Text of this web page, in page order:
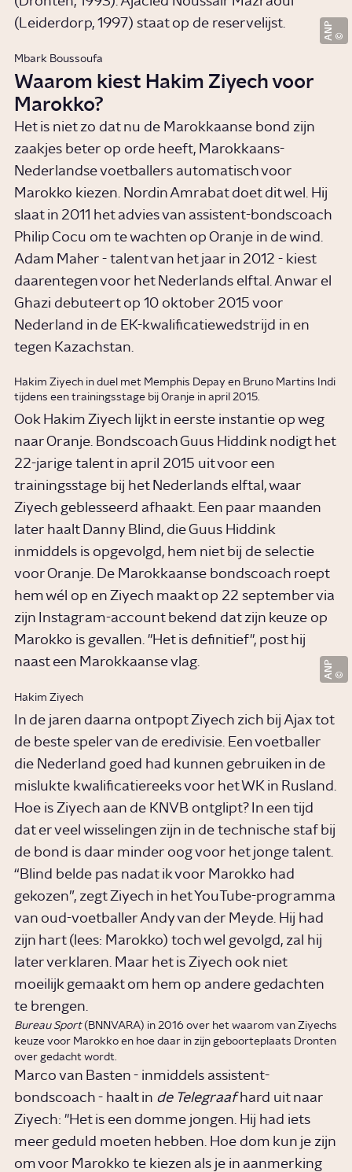
(Leiderdorp, 1997) staat op de reservelijst.
ANP
Mbark Boussoufa
Waarom kiest Hakim Ziyech voor
Marokko?
Het is niet zo dat nu de Marokkaanse bond zijn
zaakjes beter op orde heeft, Marokkaans-
Nederlandse voetballers automatisch voor
Marokko kiezen. Nordin Amrabat doet dit wel. Hij
slaat in 2011 het advies van assistent-bondscoach
Philip Cocu om te wachten op Oranje in de wind.
Adam Maher - talent van het jaar in 2012 - kiest
daarentegen voor het Nederlands elftal. Anwar el
Ghazi debuteert op 10 oktober 2015 voor
Nederland in de EK-kwalificatiewedstrijd in en
tegen Kazachstan.
Hakim Ziyech in duel met Memphis Depay en Bruno Martins Indi
tijdens een trainingsstage bij Oranje in april 2015.
Ook Hakim Ziyech lijkt in eerste instantie op weg
naar Oranje. Bondscoach Guus Hiddink nodigt het
22-jarige talent in april 2015 uit voor een
trainingsstage bij het Nederlands elftal, waar
Ziyech geblesseerd afhaakt. Een paar maanden
later haalt Danny Blind, die Guus Hiddink
inmiddels is opgevolgd, hem niet bij de selectie
voor Oranje. De Marokkaanse bondscoach roept
hem wél op en Ziyech maakt op 22 september via
zijn Instagram-account bekend dat zijn keuze op
Marokko is gevallen. "Het is definitief", post hij
naast een Marokkaanse vlag.
ANP
Hakim Ziyech
In de jaren daarna ontpopt Ziyech zich bij Ajax tot
de beste speler van de eredivisie. Een voetballer
die Nederland goed had kunnen gebruiken in de
mislukte kwalificatiereeks voor het WK in Rusland.
Hoe is Ziyech aan de KNVB ontglipt? In een tijd
dat er veel wisselingen zijn in de technische staf bij
de bond is daar minder oog voor het jonge talent.
“Blind belde pas nadat ik voor Marokko had
gekozen”, zegt Ziyech in het YouTube-programma
van oud-voetballer Andy van der Meyde. Hij had
zijn hart (lees: Marokko) toch wel gevolgd, zal hij
later verklaren. Maar het is Ziyech ook niet
moeilijk gemaakt om hem op andere gedachten
te brengen.
Bureau Sport(BNNVARA) in 2016 over het waarom van Ziyechs
keuze voor Marokko en hoe daar in zijn geboorteplaats Dronten
over gedacht wordt.
Marco van Basten - inmiddels assistent-
bondscoach - haalt in de Telegraafhard uit naar
Ziyech: "Het is een domme jongen. Hij had iets
meer geduld moeten hebben. Hoe dom kun je zijn
om voor Marokko te kiezen als je in aanmerking